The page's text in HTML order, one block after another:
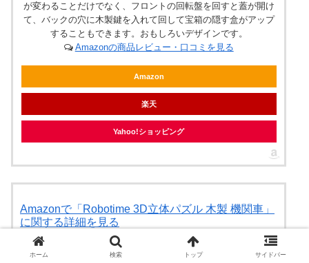
が変わることだけでなく、フロントの回転盤を回すと蓋が開け
て、バックの穴に木製鍵を入れて回して宝箱の隠す盒がアップ
することもできます。おもしろいデザインです。
Amazonの商品レビュー・口コミを見る
Amazon
楽天
Yahoo!ショッピング
Amazonで「Robotime 3D立体パズル 木製 機関車」
に関する詳細を見る
ホーム 検索 トップ サイドバー